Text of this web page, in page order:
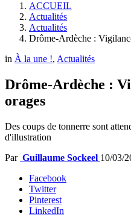
ACCUEIL
Actualités
Actualités
Drôme-Ardèche :
in À la une !, Actualités
Drôme-Ardèche :
orages
Des coups de tonnerre sont
d'illustration
Par Guillaume Sockeel 10/03/
Facebook
Twitter
Pinterest
LinkedIn